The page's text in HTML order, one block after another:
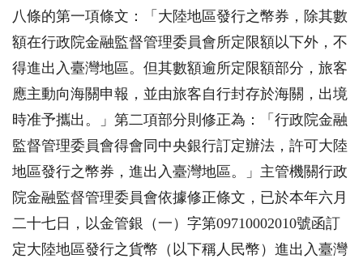
八條的第一項條文：「大陸地區發行之幣券，除其數
額在行政院金融監督管理委員會所定限額以下外，不
得進出入臺灣地區。但其數額逾所定限額部分，旅客
應主動向海關申報，並由旅客自行封存於海關，出境
時准予攜出。」第二項部分則修正為：「行政院金融
監督管理委員會得會同中央銀行訂定辦法，許可大陸
地區發行之幣券，進出入臺灣地區。」主管機關行政
院金融監督管理委員會依據修正條文，已於本年六月
二十七日 ，以金管銀（一）字第09710002010號函訂
定大陸地區發行之貨幣（以下稱人民幣）進出入臺灣